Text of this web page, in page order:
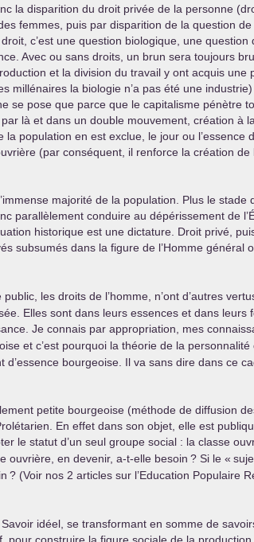
la disparition du droit privée de la personne
femmes, puis par disparition de la question
c’est une question biologique, une
Avec ou sans droits, un brun sera toujours
et la division du travail y ont acquis une
millénaires la biologie n’a pas été une
se pose que parce que le capitalisme pénètre
là et dans un double mouvement, création à
population en est exclue, le jour ou l’essence
(par conséquent, il renforce la création
majorité de la population. Plus le stade
conduire au dépérissement de
historique est une dictature. Droit privé,
dans la figure de l’Homme général
public, les droits de l’homme, n’ont d’autres
Elles sont dans leurs essences et dans
Je connais par appropriation, mes
et c’est pourquoi la théorie de la
bourgeoise. Il va sans dire dans ce
petite bourgeoise (méthode de diffusion
En effet dans son objet, elle est
le statut d’un seul groupe social : la classe
ouvrière, en devenir, a-t-elle besoin ? Si le «
? (Voir nos 2 articles sur l’Education Populaire
idéel, se transformant en somme de